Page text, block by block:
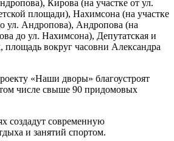
Кирова (на участке от ул.
площади), Нахимсона (на участке
ул. Андропова), Андропова (на
до ул. Нахимсона), Депутатская и
площадь вокруг часовни Александра
«Наши дворы» благоустроят
числе свыше 90 придомовых
создадут современную
и занятий спортом.